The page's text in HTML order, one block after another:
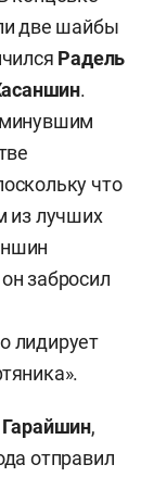
две шайбы
Радель
.
что
из лучших
забросил
лидирует
,
отправил